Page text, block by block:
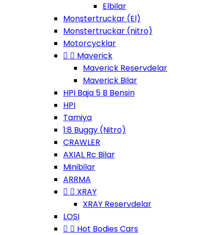
Elbilar
Monstertruckar (El)
Monstertruckar (nitro)
Motorcycklar
  Maverick
Maverick Reservdelar
Maverick Bilar
HPI Baja 5 B Bensin
HPI
Tamiya
1:8 Buggy (Nitro)
CRAWLER
AXIAL Rc Bilar
Minibilar
ARRMA
  XRAY
XRAY Reservdelar
LOSI
  Hot Bodies Cars